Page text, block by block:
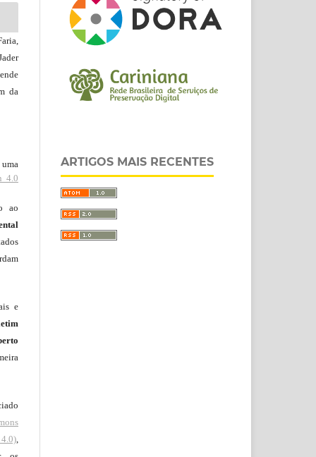
da
4.0
ao
e
ARTIGOS MAIS RECENTES